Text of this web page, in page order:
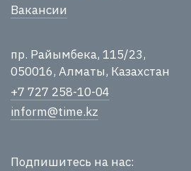
Вакансии
пр. Райымбека, 115/23,
050016, Алматы, Казахстан
+7 727 258-10-04
inform@time.kz
Подпишитесь на нас: